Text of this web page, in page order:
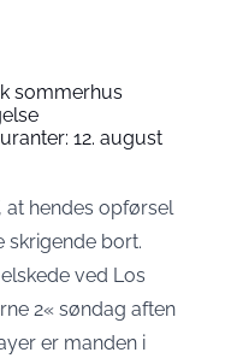
sommerhus
12. august
at hendes opførsel
skrigende bort.
ved Los
2« søndag aften
er manden i